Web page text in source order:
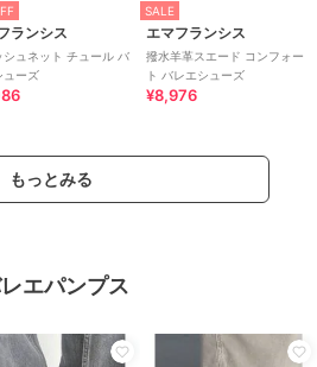
ランシス
シュネット チュール バ
ューズ
SALE
エマフランシス
撥水羊革スエード コンフォー
ト バレエシューズ
¥8,976
もっとみる
エパンプス